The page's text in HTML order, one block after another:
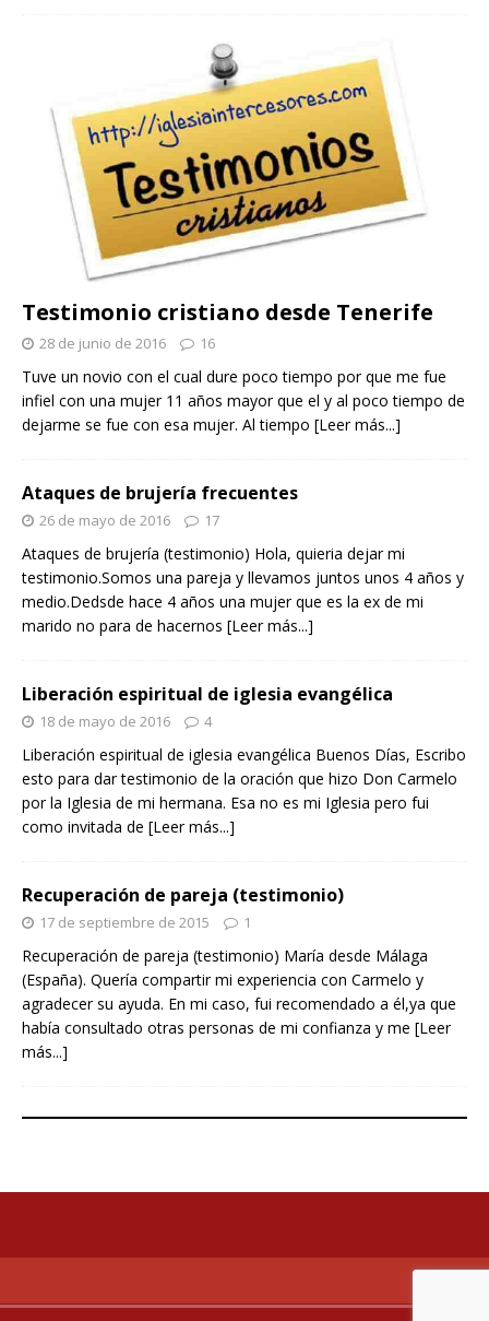
Testimonio cristiano desde Tenerife
28 de junio de 2016 16
Tuve un novio con el cual dure poco tiempo por que me fue
infiel con una mujer 11 años mayor que el y al poco tiempo de
dejarme se fue con esa mujer. Al tiempo [Leer más...]
Ataques de brujería frecuentes
26 de mayo de 2016 17
Ataques de brujería (testimonio) Hola, quieria dejar mi
testimonio.Somos una pareja y llevamos juntos unos 4 años y
medio.Dedsde hace 4 años una mujer que es la ex de mi
marido no para de hacernos [Leer más...]
Liberación espiritual de iglesia evangélica
18 de mayo de 2016 4
Liberación espiritual de iglesia evangélica Buenos Días, Escribo
esto para dar testimonio de la oración que hizo Don Carmelo
por la Iglesia de mi hermana. Esa no es mi Iglesia pero fui
como invitada de [Leer más...]
Recuperación de pareja (testimonio)
17 de septiembre de 2015 1
Recuperación de pareja (testimonio) María desde Málaga
(España). Quería compartir mi experiencia con Carmelo y
agradecer su ayuda. En mi caso, fui recomendado a él,ya que
había consultado otras personas de mi confianza y me [Leer
más...]